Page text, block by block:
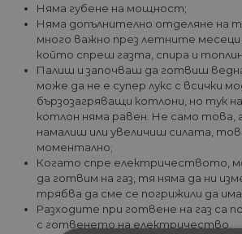
Няма губене на мощност;
Няма допълнително отделяне на
много важно през летните
който спреш газта, спира и
Палиш и започваш да готвиш
може да не е супер лукс с всички
бързозагряващи котлони, но тук
котлон няма равен. Не само това,
намалиш или увеличиш силата,
моментално;
Когато спре електричеството,
да готвим на газ, тя няма да ни
трябва да сме се погрижили да
Разходите при готвене на газ са
с готвенето на електричество.